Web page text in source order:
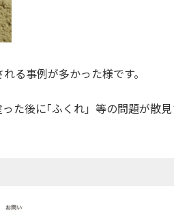
る事例が多かった様です。
た後に｢ふくれ」等の問題が散